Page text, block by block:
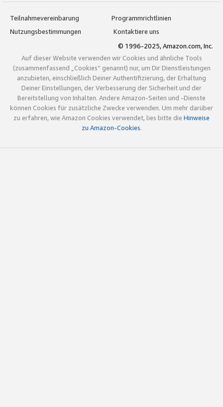
Teilnahmevereinbarung
Programmrichtlinien
Nutzungsbestimmungen
Kontaktiere uns
© 1996-2025, Amazon.com, Inc.
Auf dieser Website verwenden wir Cookies und ähnliche Tools
(zusammenfassend „Cookies“ genannt) nur, um Dir Dienstleistungen
anzubieten, einschließlich Deiner Authentifizierung, der Erhaltung
Deiner Einstellungen, der Verbesserung der Sicherheit und der
Bereitstellung von Inhalten. Andere Amazon-Seiten und -Dienste
können Cookies für zusätzliche Zwecke verwenden. Um mehr darüber
zu erfahren, wie Amazon Cookies verwendet, lies bitte die Hinweise
zu Amazon-Cookies.